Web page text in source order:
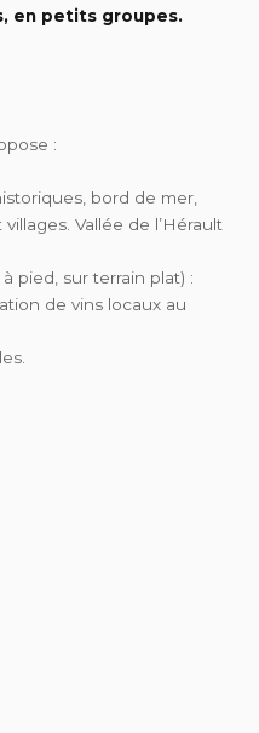
en petits groupes.
:
bord de mer,
Vallée de l’Hérault
pied, sur terrain plat) :
de vins locaux au